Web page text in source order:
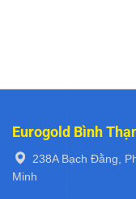
Eurogold Bình
238A Bạch Đằng,
Minh